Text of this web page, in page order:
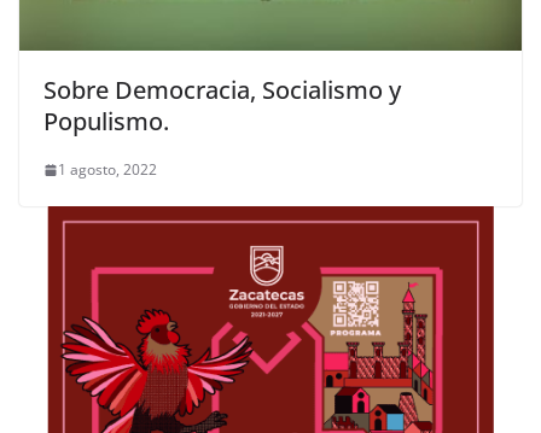
Sobre Democracia, Socialismo y
Populismo.
1 agosto, 2022